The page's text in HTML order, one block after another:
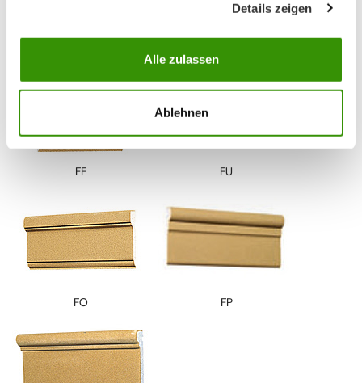
Details zeigen
Alle zulassen
Ablehnen
FF FU
FO FP